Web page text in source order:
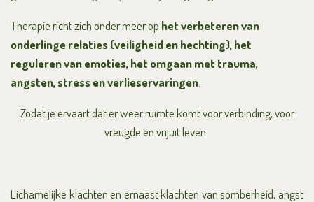
Therapie richt zich onder meer op het verbeteren van
onderlinge relaties (veiligheid en hechting), het
reguleren van emoties, het omgaan met trauma,
angsten, stress en verlieservaringen
Zodat je ervaart dat er weer ruimte komt voor verbinding, voor
vreugde en vrijuit leven.
Lichamelijke klachten en ernaast klachten van somberheid, angst